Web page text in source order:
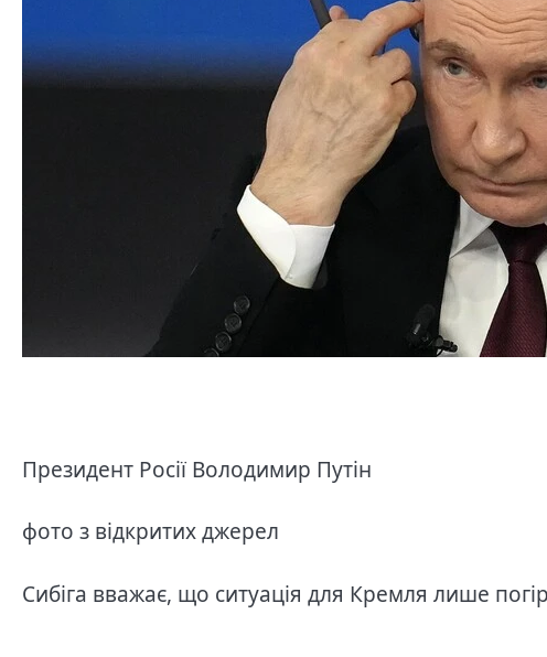
Президент Росії Володимир Путін
фото з відкритих джерел
Сибіга вважає, що ситуація для Кремля лише